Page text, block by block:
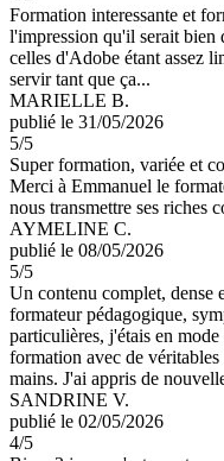
Formation interessante et
l'impression qu'il serait bien
celles d'Adobe étant assez
servir tant que ça...
MARIELLE B.
publié le 31/05/2026
5/5
Super formation, variée et
Merci à Emmanuel le
nous transmettre ses riches
AYMELINE C.
publié le 08/05/2026
5/5
Un contenu complet, dense
formateur pédagogique,
particulières, j'étais en
formation avec de
mains. J'ai appris de
SANDRINE V.
publié le 02/05/2026
4/5